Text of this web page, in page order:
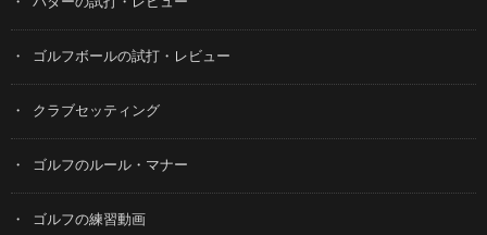
ゴルフボールの試打・レビュー
クラブセッティング
ゴルフのルール・マナー
ゴルフの練習動画